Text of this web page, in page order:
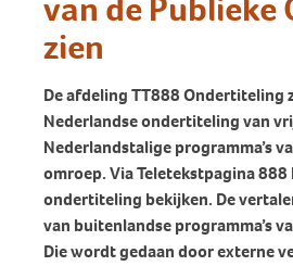
zien
De afdeling TT888 Ondertiteling
Nederlandse ondertiteling van
Nederlandstalige programma’s
omroep. Via Teletekstpagina 888
ondertiteling bekijken. De
van buitenlandse programma’s
Die wordt gedaan door externe